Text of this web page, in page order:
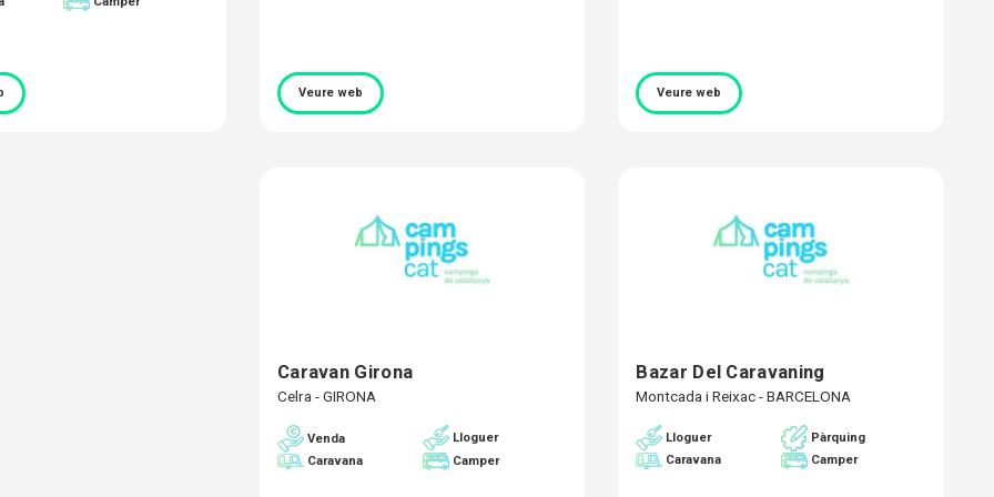
Veure web Veure web
Caravan Girona
Celra - GIRONA
Venda
Lloguer
Caravana
Camper
Bazar Del Caravaning
Montcada i Reixac - BARCELONA
Lloguer
Pàrquing
Caravana
Camper